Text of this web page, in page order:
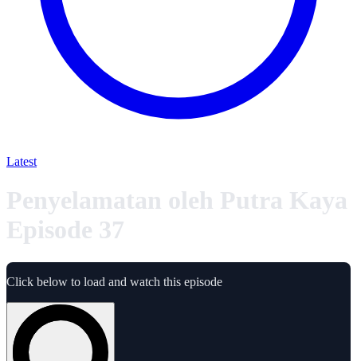
Latest
Penyelamatan oleh Putra Kaya
Episode 37
Click below to load and watch this episode